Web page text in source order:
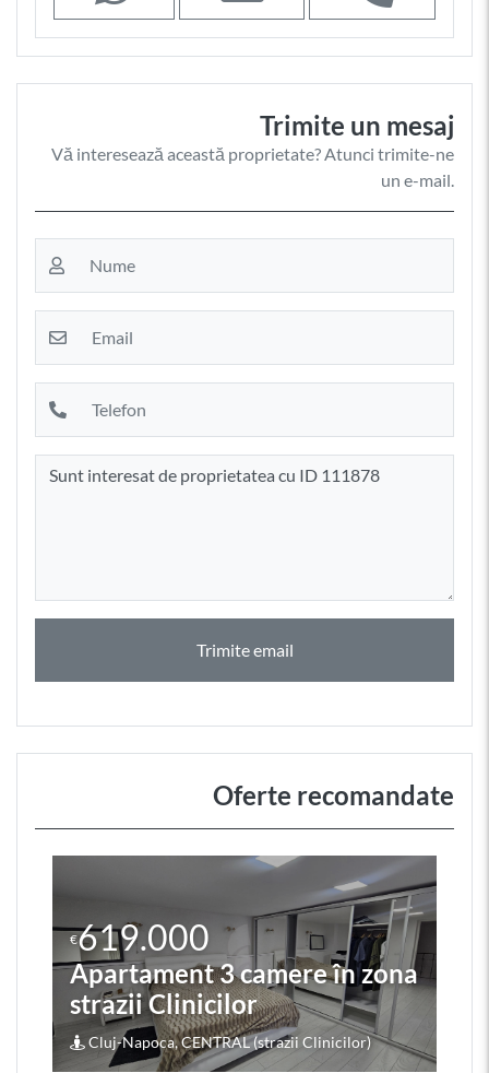
Trimite un mesaj
Vă interesează această proprietate? Atunci trimite-ne
un e-mail.
Trimite email
Oferte recomandate
€619.000
Apartament 3 camere în zona
strazii Clinicilor
Cluj-Napoca, CENTRAL (strazii Clinicilor)